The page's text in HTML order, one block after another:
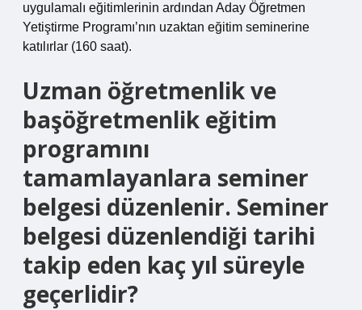
uygulamalı eğitimlerinin ardından Aday Öğretmen
Yetiştirme Programı’nın uzaktan eğitim seminerine
katılırlar (160 saat).
Uzman öğretmenlik ve
başöğretmenlik eğitim
programını
tamamlayanlara seminer
belgesi düzenlenir. Seminer
belgesi düzenlendiği tarihi
takip eden kaç yıl süreyle
geçerlidir?